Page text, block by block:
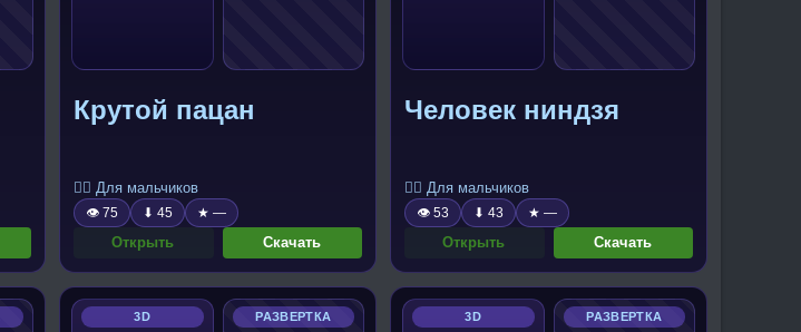
Крутой пацан
🧍‍♂️ Для мальчиков
👁 75 ⬇ 45 ★ —
Открыть Скачать
Человек ниндзя
🧍‍♂️ Для мальчиков
👁 53 ⬇ 43 ★ —
Открыть Скачать
3D РАЗВЕРТКА 3D РАЗВЕРТКА